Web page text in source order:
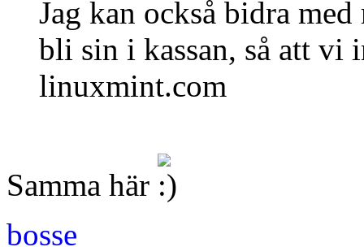
Jag kan också bidra
bli sin i kassan, så att vi
linuxmint.com
Samma här
bosse